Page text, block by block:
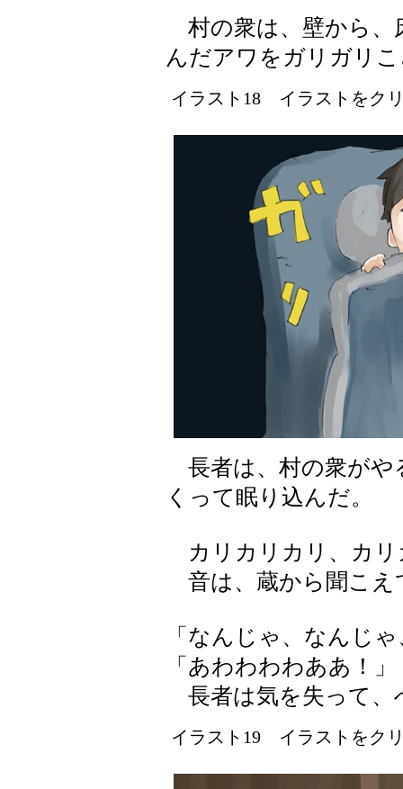
村の衆は、壁から、
んだアワをガリガリ
イラスト18 イラストをク
長者は、村の衆がや
くって眠り込んだ。
カリカリカリ、カリ
音は、蔵から聞こえ
「なんじゃ、なんじ
「あわわわわああ！」
長者は気を失って、
イラスト19 イラストをク